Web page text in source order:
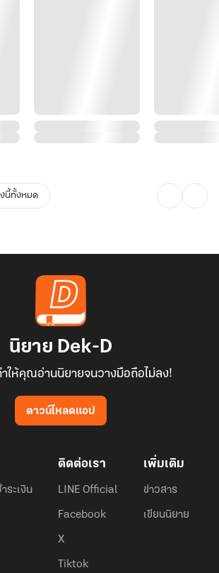
นี้ทั้งหมด
นิยาย Dek-D
ให้คุณอ่านนิยายจนวางมือถือไม่ลง!
ดาวน์โหลดแอป
ระเงิน
ติดต่อเรา
LINE Official
Facebook
X
Tiktok
เพิ่มเติม
ข่าวสาร
เขียนนิยาย